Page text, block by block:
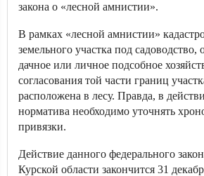
закона о «лесной амнистии».
В рамках «лесной амнистии»
земельного участка под садоводство,
дачное или личное подсобное
согласования той части границ
расположена в лесу. Правда, в
норматива необходимо уточнять
привязки.
Действие данного федерального
Курской области закончится 31